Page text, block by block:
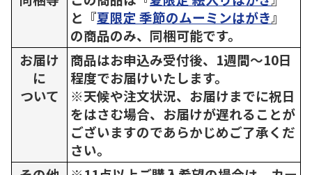
と『夏限定 季節のムーミンはがき』
の商品のみ、同梱可能です。
お届け
に
ついて
商品はお申込み受付後、1週間～10日
程度でお届けいたします。
※天候や注文状況、お届けまでに祝日
をはさむ場合、お届けが遅れることが
ございますのであらかじめご了承くだ
さい。